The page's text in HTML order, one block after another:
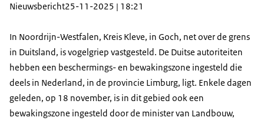
Nieuwsbericht25-11-2025 | 18:21
In Noordrijn-Westfalen, Kreis Kleve, in Goch, net over de grens
in Duitsland, is vogelgriep vastgesteld. De Duitse autoriteiten
hebben een beschermings- en bewakingszone ingesteld die
deels in Nederland, in de provincie Limburg, ligt. Enkele dagen
geleden, op 18 november, is in dit gebied ook een
bewakingszone ingesteld door de minister van Landbouw,